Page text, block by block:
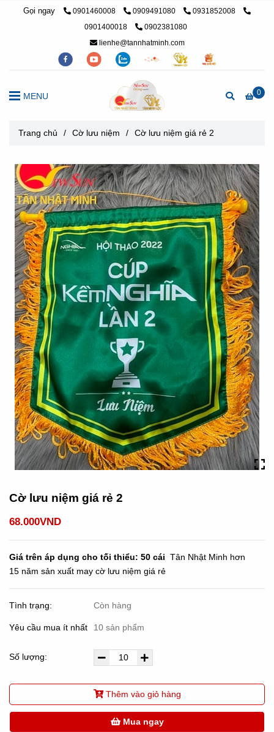
Gọi ngay 0901460008 0909491080
0931852008
0901400018
0902381080
lienhe@tannhatminh.com
0
MENU
Trang chủ / Cờ lưu niệm / Cờ lưu niệm giá rẻ 2
Cờ lưu niệm giá rẻ 2
68.000VND
Giá trên áp dụng cho tối thiểu: 50 cái Tân Nhật Minh hơn
15 năm sản xuất may cờ lưu niệm giá rẻ
Tình trạng: Còn hàng
Yêu cầu mua ít nhất 10 sản phẩm
Số lượng:
Thêm vào giỏ hàng
Mua ngay